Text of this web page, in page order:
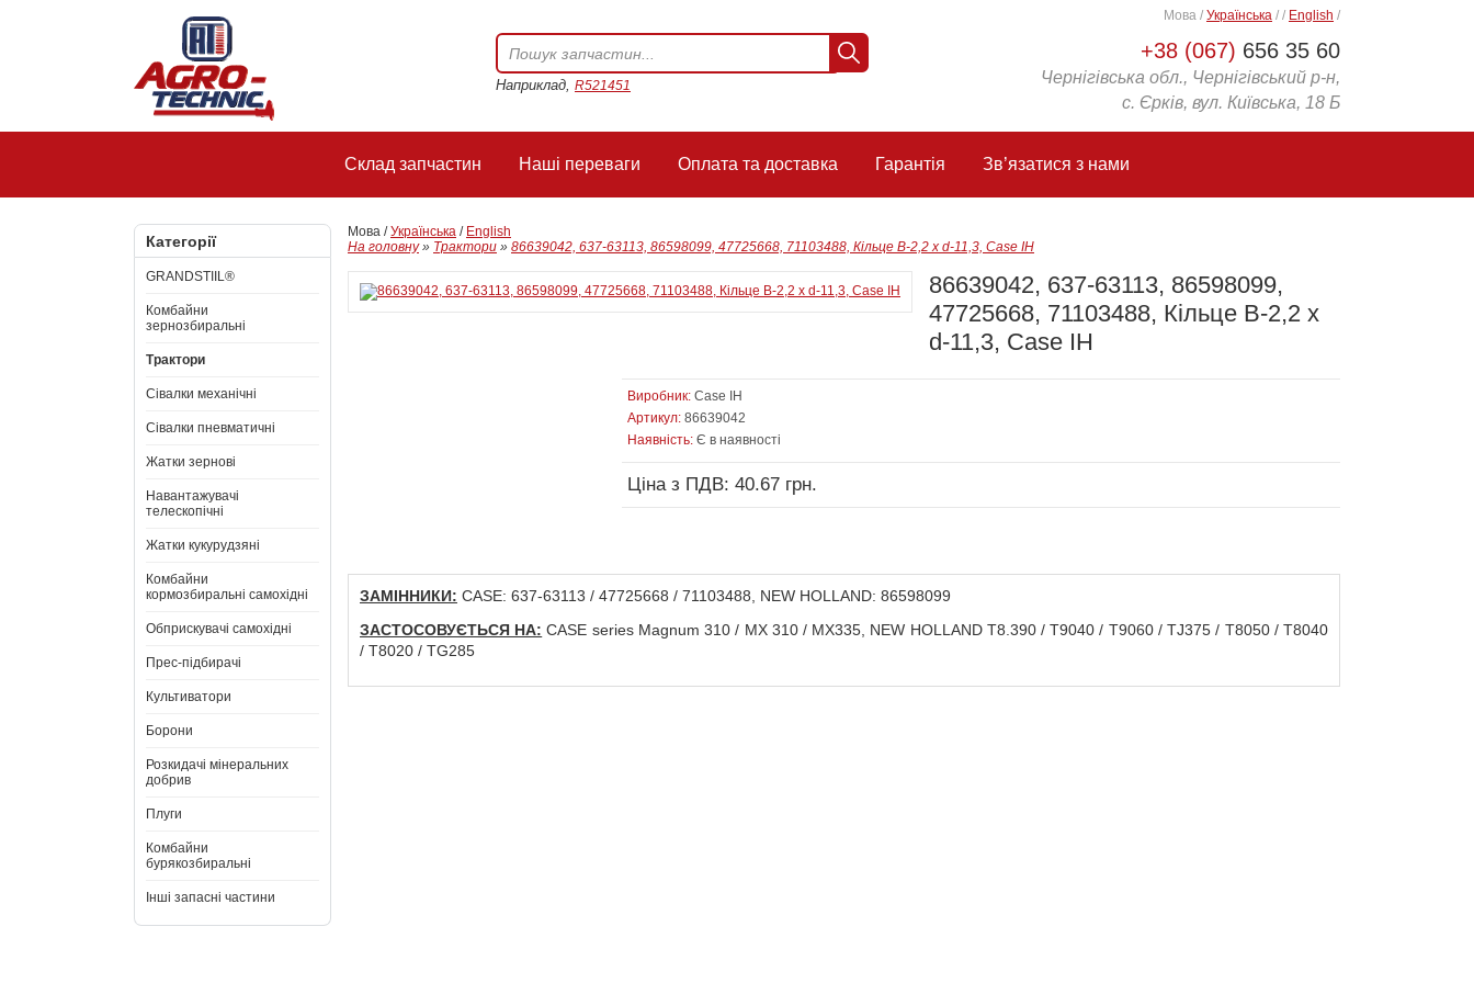
+38 (067) 656 35 60
Чернігівська обл., Чернігівський р-н,
с. Єрків, вул. Київська, 18 Б
Мова / Українська / / English /
Наприклад, R521451
Склад запчастин Наші переваги Оплата та доставка Гарантія Зв’язатися з нами
Категорії
GRANDSTIIL®
Комбайни
зернозбиральні
Трактори
Сівалки механічні
Сівалки пневматичні
Жатки зернові
Навантажувачі
телескопічні
Жатки кукурудзяні
Комбайни
кормозбиральні самохідні
Обприскувачі самохідні
Прес-підбирачі
Культиватори
Борони
Розкидачі мінеральних
добрив
Плуги
Комбайни
бурякозбиральні
Інші запасні частини
Мова /Українська / English
На головну» Трактори » 86639042, 637-63113, 86598099, 47725668, 71103488, Кільце B-2,2 x d-11,3, Case IH
86639042, 637-63113, 86598099,
47725668, 71103488, Кільце B-2,2 x
d-11,3, Case IH
Виробник: Case IH
Артикул: 86639042
Наявність: Є в наявності
Ціна з ПДВ: 40.67 грн.
ЗАМІННИКИ: CASE: 637-63113 / 47725668 / 71103488, NEW HOLLAND: 86598099
ЗАСТОСОВУЄТЬСЯ НА: CASE series Magnum 310 / MX 310 / MX335, NEW HOLLAND T8.390 / T9040 / T9060 / TJ375 / T8050 / T8040
/ T8020 / TG285